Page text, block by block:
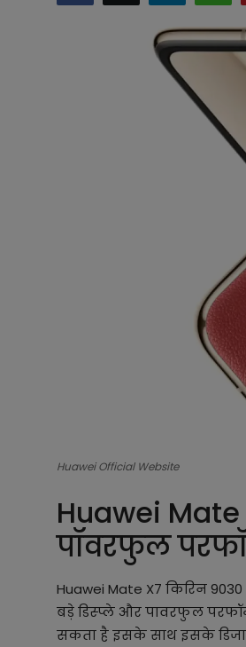
Huawei Official Website
Huawei
पॉवरफुल
Huawei Mate X7 किरिन
बड़े डिस्प्ले और पावरफुल
सकता है इसके साथ इसके